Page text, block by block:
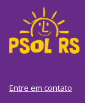
Entre em contato